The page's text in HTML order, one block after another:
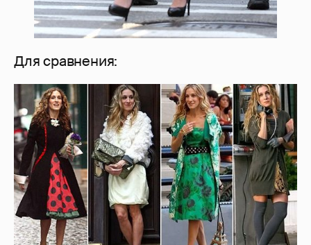
Для сравнения: